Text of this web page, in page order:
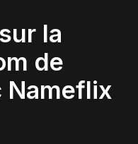
la
de
Nameflix